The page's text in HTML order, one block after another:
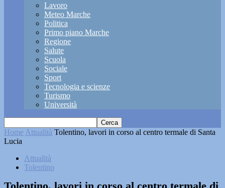
Lavoro
Meteo Marche
Politica
Primo piano Marche
Regione
Salute
Scuola
Sociale
Sport
Tecnologia e scienze
Turismo
Università
Home Attualità Tolentino, lavori in corso al centro termale di Santa
Lucia
Attualità
Tolentino